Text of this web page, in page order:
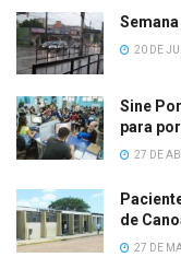
20 DE
Sine
para
27 DE
de
27 DE